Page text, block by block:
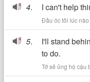
4. I can't help
Đầu óc tôi lúc
5.
I'll stand
to do.
Tớ sẽ ủng hộ cậu